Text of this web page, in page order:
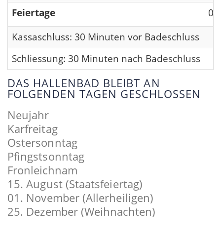
Feiertage
Kassaschluss: 30 Minuten vor Badeschluss
Schliessung: 30 Minuten nach Badeschluss
DAS HALLENBAD BLEIBT AN
FOLGENDEN TAGEN GESCHLOSSEN
Neujahr
Karfreitag
Ostersonntag
Pfingstsonntag
Fronleichnam
15. August (Staatsfeiertag)
01. November (Allerheiligen)
25. Dezember (Weihnachten)